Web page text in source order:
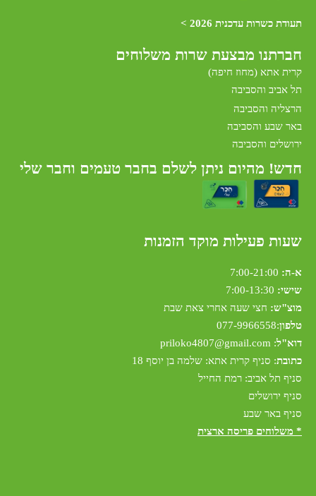
תעודת כשרות עדכנית 2026 >
חברתנו מבצעת שרות משלוחים
קרית אתא (מחוז חיפה)
תל אביב והסביבה
הרצליה והסביבה
באר שבע והסביבה
ירושלים והסביבה
חדש! מהיום ניתן לשלם בחבר טעמים וחבר שלי
שעות פעילות מוקד הזמנות
א-ה:
שישי: 7:00-13:30
מוצ"ש: חצי שעה אחרי צאת שבת
טלפון:
077-9966558
דוא"ל:
priloko4807@gmail.com
כתובת: סניף קרית אתא: שלמה בן יוסף 18
סניף תל אביב: רמת החייל
סניף ירושלים
סניף באר שבע
* משלוחים פריסה ארצית